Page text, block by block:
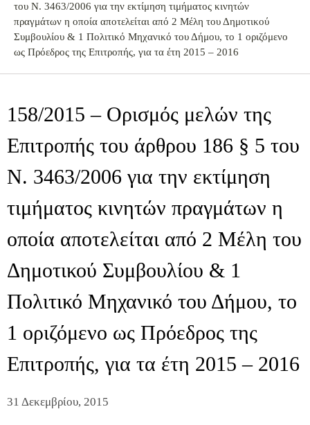
του Ν. 3463/2006 για την εκτίμηση τιμήματος κινητών
πραγμάτων η οποία αποτελείται από 2 Μέλη του Δημοτικού
Συμβουλίου & 1 Πολιτικό Μηχανικό του Δήμου, το 1 οριζόμενο
ως Πρόεδρος της Επιτροπής, για τα έτη 2015 – 2016
158/2015 – Ορισμός μελών της
Επιτροπής του άρθρου 186 § 5 του
Ν. 3463/2006 για την εκτίμηση
τιμήματος κινητών πραγμάτων η
οποία αποτελείται από 2 Μέλη του
Δημοτικού Συμβουλίου & 1
Πολιτικό Μηχανικό του Δήμου, το
1 οριζόμενο ως Πρόεδρος της
Επιτροπής, για τα έτη 2015 – 2016
31 Δεκεμβρίου, 2015